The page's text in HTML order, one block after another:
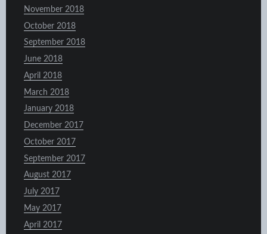
November 2018
October 2018
September 2018
June 2018
April 2018
March 2018
January 2018
December 2017
October 2017
September 2017
August 2017
July 2017
May 2017
April 2017